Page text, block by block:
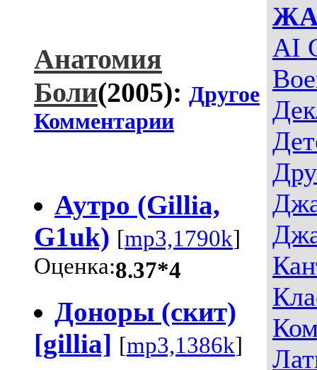
AI
Анатомия
Боли(2005): Другое
Комментарии
Аутро (Gillia,
G1uk) [mp3,1790k]
Оценка:8.37*4
Доноры (скит)
[gillia] [mp3,1386k]